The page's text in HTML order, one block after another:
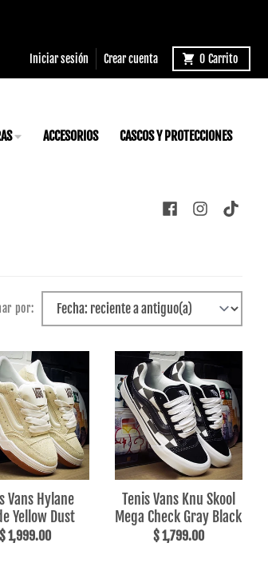
Iniciar sesión Crear cuenta 0 Carrito
ACCESORIOS CASCOS Y PROTECCIONES
por:
Vans Hylane
Yellow Dust
$ 1,999.00
Tenis Vans Knu Skool
Mega Check Gray Black
$ 1,799.00